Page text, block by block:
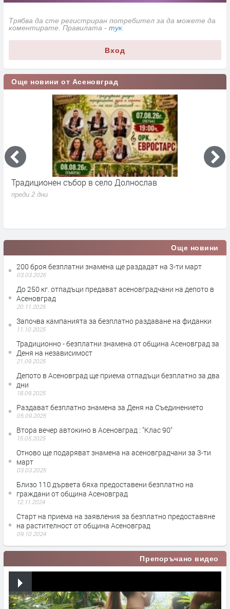
Трябва да сте регистриран потребител за да можете да
коментирате. Правилата - тук
Вход
Още новини от Асеновград
Традиционен събор в село Долнослав
преди 2 дни
Още новини
200 броя безплатни знамена ще раздадат на 3-ти март
03.03.2026
До 250 кг. отпадъци предават асеновградчани на депото в
Асеновград
20.11.2025
Започва кампанията за безплатно раздаване на фиданки
11.10.2025
Традиционно - безплатни знамена от община Асеновград за
Деня на независимост
21.09.2025
Депото в Асеновград ще приема отпадъци безплатно за два
дни
18.09.2025
Раздават безплатно знамена за Деня на Съединението
05.09.2025
Втора вечер автокино в Асеновград : "Клас 90"
15.05.2025
Отново ще подаряват знамена на асеновградчани за 3-ти
март
03.03.2025
Близо 110 дървета бяха предоставени безплатно на
граждани от община Асеновград
12.11.2024
Старт на приема на заявления за безплатно предоставяне
на растителност от община Асеновград
09.10.2024
Препоръчано видео